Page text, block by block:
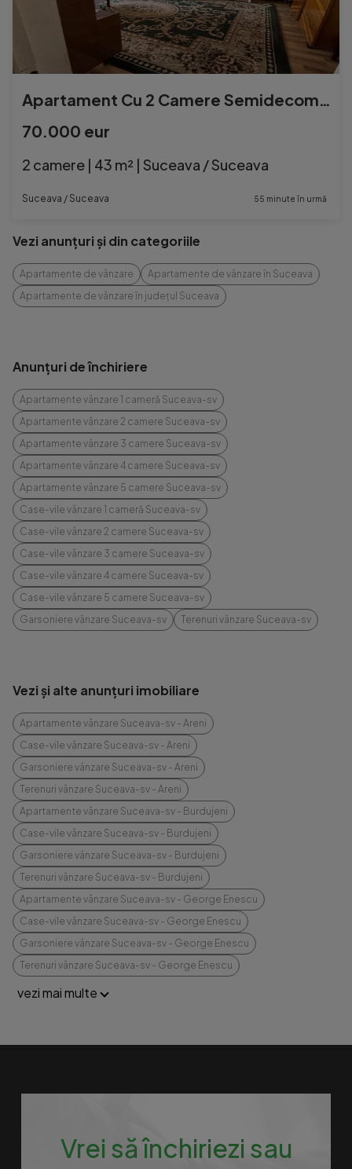
Apartament Cu 2 Camere Semidecomandate - Etaj 2 Zona Ultracentral
70.000 eur
2 camere | 43 m² | Suceava / Suceava
Suceava / Suceava 55 minute în urmă
Vezi anunțuri și din categoriile
Apartamente de vânzare
Apartamente de vânzare în Suceava
Apartamente de vânzare în județul Suceava
Anunțuri de închiriere
Apartamente vânzare 1 cameră Suceava-sv
Apartamente vânzare 2 camere Suceava-sv
Apartamente vânzare 3 camere Suceava-sv
Apartamente vânzare 4 camere Suceava-sv
Apartamente vânzare 5 camere Suceava-sv
Case-vile vânzare 1 cameră Suceava-sv
Case-vile vânzare 2 camere Suceava-sv
Case-vile vânzare 3 camere Suceava-sv
Case-vile vânzare 4 camere Suceava-sv
Case-vile vânzare 5 camere Suceava-sv
Garsoniere vânzare Suceava-sv
Terenuri vânzare Suceava-sv
Vezi și alte anunțuri imobiliare
Apartamente vânzare Suceava-sv - Areni
Case-vile vânzare Suceava-sv - Areni
Garsoniere vânzare Suceava-sv - Areni
Terenuri vânzare Suceava-sv - Areni
Apartamente vânzare Suceava-sv - Burdujeni
Case-vile vânzare Suceava-sv - Burdujeni
Garsoniere vânzare Suceava-sv - Burdujeni
Terenuri vânzare Suceava-sv - Burdujeni
Apartamente vânzare Suceava-sv - George Enescu
Case-vile vânzare Suceava-sv - George Enescu
Garsoniere vânzare Suceava-sv - George Enescu
Terenuri vânzare Suceava-sv - George Enescu
vezi mai multe
Vrei să închiriezi sau